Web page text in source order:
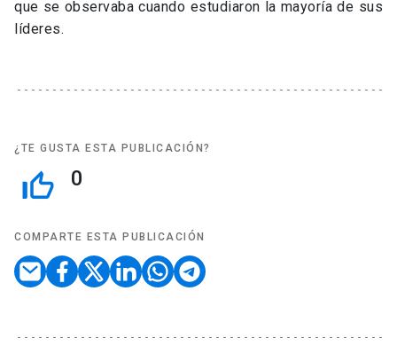
que se observaba cuando estudiaron la mayoría de sus
líderes.
¿TE GUSTA ESTA PUBLICACIÓN?
thumb_up_off_alt 0
COMPARTE ESTA PUBLICACIÓN